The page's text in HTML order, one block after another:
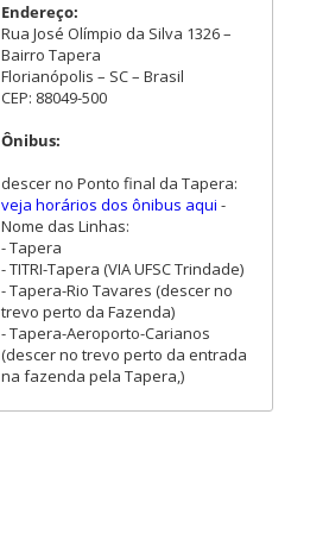
Endereço:
Rua José Olímpio da Silva 1326 –
Bairro Tapera
Florianópolis – SC – Brasil
CEP: 88049-500
Ônibus:
descer no Ponto final da Tapera:
veja horários dos ônibus aqui -
Nome das Linhas:
- Tapera
- TITRI-Tapera (VIA UFSC Trindade)
- Tapera-Rio Tavares (descer no
trevo perto da Fazenda)
- Tapera-Aeroporto-Carianos
(descer no trevo perto da entrada
na fazenda pela Tapera,)